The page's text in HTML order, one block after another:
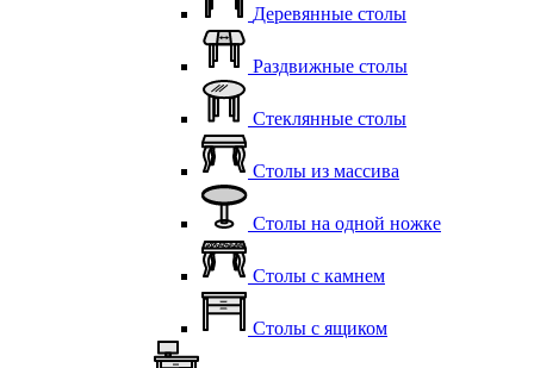
Деревянные столы
Раздвижные столы
Стеклянные столы
Столы из массива
Столы на одной ножке
Столы с камнем
Столы с ящиком